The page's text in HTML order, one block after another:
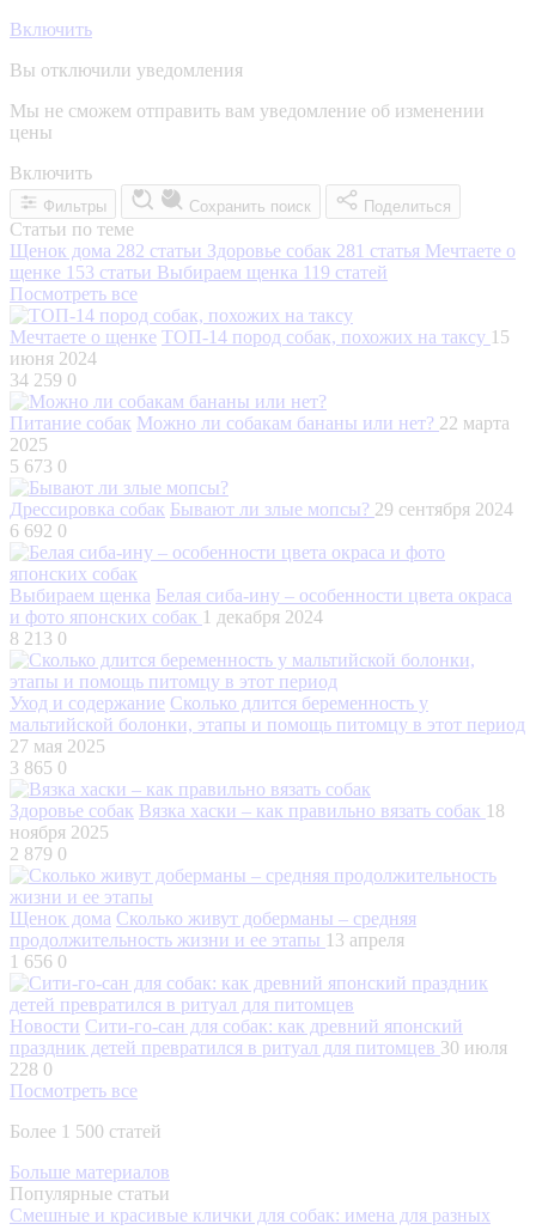
Включить
Вы отключили уведомления
Мы не сможем отправить вам уведомление об изменении
цены
Включить
Фильтры Сохранить поиск Поделиться
Статьи по теме
Щенок дома 282 статьи Здоровье собак 281 статья Мечтаете о
щенке 153 статьи Выбираем щенка 119 статей
Посмотреть все
Мечтаете о щенке ТОП-14 пород собак, похожих на таксу 15
июня 2024
34 259 0
Питание собак Можно ли собакам бананы или нет? 22 марта
2025
5 673 0
Дрессировка собак Бывают ли злые мопсы? 29 сентября 2024
6 692 0
Выбираем щенка Белая сиба-ину – особенности цвета окраса
и фото японских собак 1 декабря 2024
8 213 0
Уход и содержание Сколько длится беременность у
мальтийской болонки, этапы и помощь питомцу в этот период
27 мая 2025
3 865 0
Здоровье собак Вязка хаски – как правильно вязать собак 18
ноября 2025
2 879 0
Щенок дома Сколько живут доберманы – средняя
продолжительность жизни и ее этапы 13 апреля
1 656 0
Новости Сити-го-сан для собак: как древний японский
праздник детей превратился в ритуал для питомцев 30 июля
228 0
Посмотреть все
Более 1 500 статей
Больше материалов
Популярные статьи
Смешные и красивые клички для собак: имена для разных